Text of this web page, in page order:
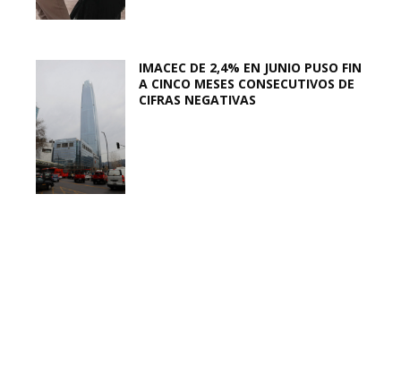
IMACEC DE 2,4% EN JUNIO PUSO FIN
A CINCO MESES CONSECUTIVOS DE
CIFRAS NEGATIVAS